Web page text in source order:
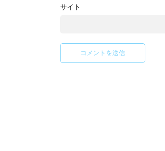
サイト